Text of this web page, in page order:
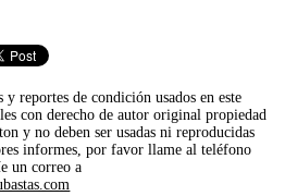
y reportes de condición usados en este
con derecho de autor original propiedad
y no deben ser usadas ni reproducidas
informes, por favor llame al teléfono
un correo a